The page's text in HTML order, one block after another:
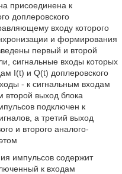
присоединена к
доплеровского
входу которого
и формирования
первый и второй
сигнальные входы которых
I(t) и Q(t) доплеровского
- к сигнальным входам
второй выход блока
подключен к
а третий выход
и второго аналого-
импульсов содержит
к входам